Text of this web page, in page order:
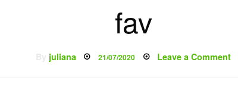
fav
juliana Posted
on
21/07/2020 Leave a Commenton
fav